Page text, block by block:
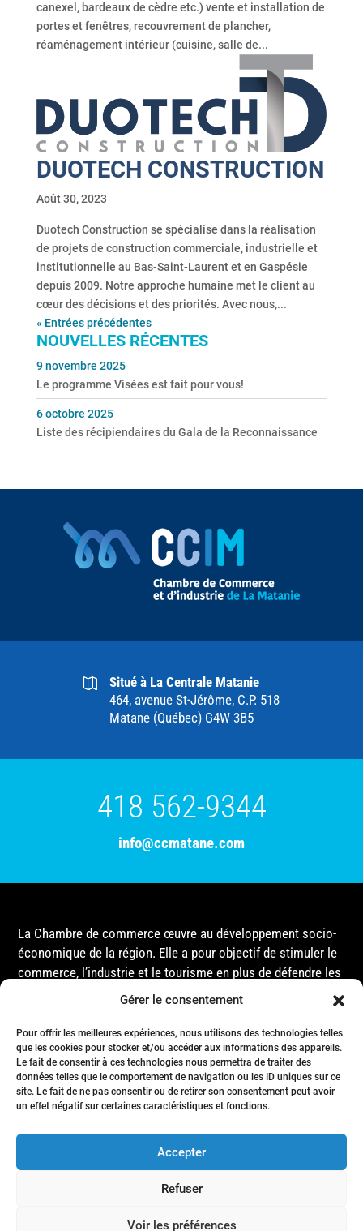
Gérer le consentement
Pour offrir les meilleures expériences, nous utilisons des technologies telles
que les cookies pour stocker et/ou accéder aux informations des appareils.
Le fait de consentir à ces technologies nous permettra de traiter des
données telles que le comportement de navigation ou les ID uniques sur ce
site. Le fait de ne pas consentir ou de retirer son consentement peut avoir
un effet négatif sur certaines caractéristiques et fonctions.
Accepter
Refuser
Voir les préférences
canexel, bardeaux de cèdre etc.) vente et installation de
portes et fenêtres, recouvrement de plancher,
réaménagement intérieur (cuisine, salle de...
DUOTECH CONSTRUCTION
Août 30, 2023
Duotech Construction se spécialise dans la réalisation
de projets de construction commerciale, industrielle et
institutionnelle au Bas-Saint-Laurent et en Gaspésie
depuis 2009. Notre approche humaine met le client au
cœur des décisions et des priorités. Avec nous,...
« Entrées précédentes
NOUVELLES RÉCENTES
Le programme Visées est fait pour vous!
9 novembre 2025
Liste des récipiendaires du Gala de la Reconnaissance
6 octobre 2025
Situé à La Centrale Matanie
464, avenue St-Jérôme, C.P. 518
Matane (Québec) G4W 3B5
418 562-9344
info@ccmatane.com
La Chambre de commerce œuvre au développement socio-
économique de la région. Elle a pour objectif de stimuler le
commerce, l’industrie et le tourisme en plus de défendre les
intérêts de ses membres et de l’ensemble de la
gouvernementales, que ce soit au niveau municipal,
provincial ou fédéral.
Accueil
Membres
Nous joindre
- Tous droits réservés © Chambre de commerce de la région de Matane
- 2024